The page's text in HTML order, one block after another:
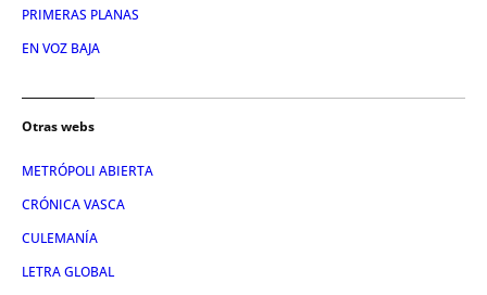
PRIMERAS PLANAS
EN VOZ BAJA
Otras webs
METRÓPOLI ABIERTA
CRÓNICA VASCA
CULEMANÍA
LETRA GLOBAL